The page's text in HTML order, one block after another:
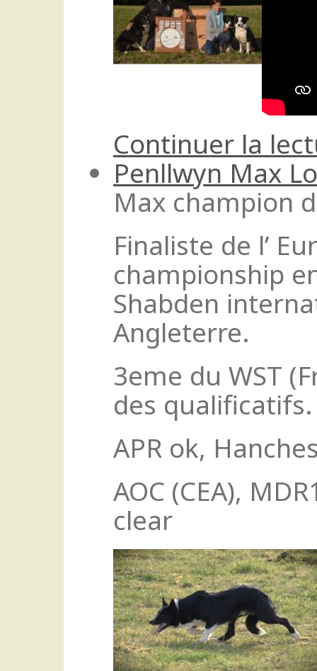
Continuer la
Penllwyn Max
Max champion
Finaliste de l’
championship
Shabden
Angleterre.
3eme du WST
des qualificatifs.
APR ok,
AOC (CEA),
clear